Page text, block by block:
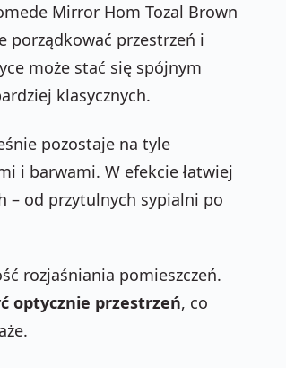
Mirror Hom Tozal Brown
porządkować przestrzeń i
może stać się spójnym
klasycznych.
pozostaje na tyle
i barwami. W efekcie łatwiej
– od przytulnych sypialni po
rozjaśniania pomieszczeń.
optycznie przestrzeń, co